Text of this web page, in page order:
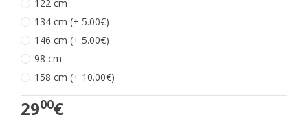
122 cm
134 cm (+ 5.00€)
146 cm (+ 5.00€)
98 cm
158 cm (+ 10.00€)
2900€